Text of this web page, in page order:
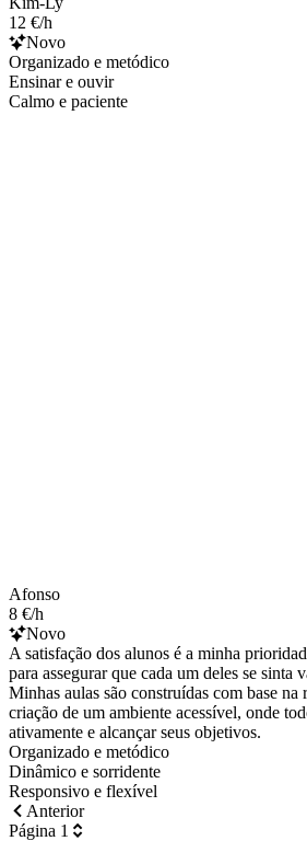
12 €/h
Novo
Organizado e metódico
Ensinar e ouvir
Calmo e paciente
Afonso
8 €/h
Novo
A satisfação dos alunos é a minha
para assegurar que cada um deles se sinta
Minhas aulas são construídas com base na
criação de um ambiente acessível, onde
ativamente e alcançar seus objetivos.
Organizado e metódico
Dinâmico e sorridente
Responsivo e flexível
Anterior
Página 1